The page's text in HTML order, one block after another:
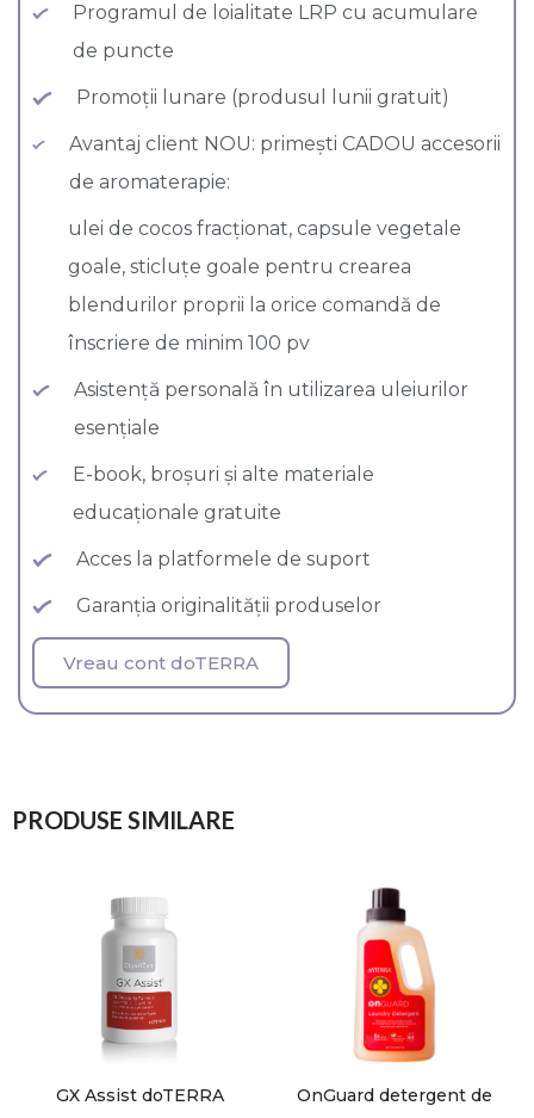
Programul de loialitate LRP cu acumulare
de puncte
Promoții lunare (produsul lunii gratuit)
Avantaj client NOU: primești CADOU accesorii
de aromaterapie:
ulei de cocos fracționat, capsule vegetale
goale, sticluțe goale pentru crearea
blendurilor proprii la orice comandă de
înscriere de minim 100 pv
Asistență personală în utilizarea uleiurilor
esențiale
E-book, broșuri și alte materiale
educaționale gratuite
Acces la platformele de suport
Garanția originalității produselor
Vreau cont doTERRA
PRODUSE SIMILARE
GX Assist doTERRA
OnGuard detergent de